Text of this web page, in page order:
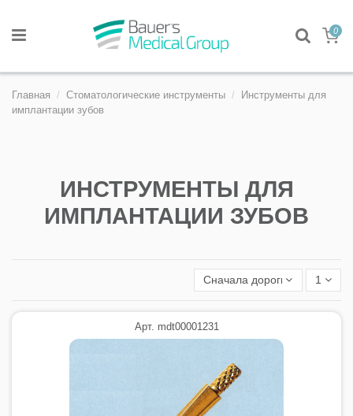
0
Главная Стоматологические инструменты
Инструменты для
имплантации зубов
ИНСТРУМЕНТЫ ДЛЯ
ИМПЛАНТАЦИИ ЗУБОВ
Сначала дорогие 1
Арт. mdt00001231